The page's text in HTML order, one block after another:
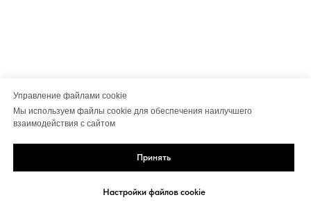
Управление файлами cookie
Мы используем файлы cookie для обеспечения наилучшего
взаимодействия с сайтом
Принять
Настройки файлов cookie